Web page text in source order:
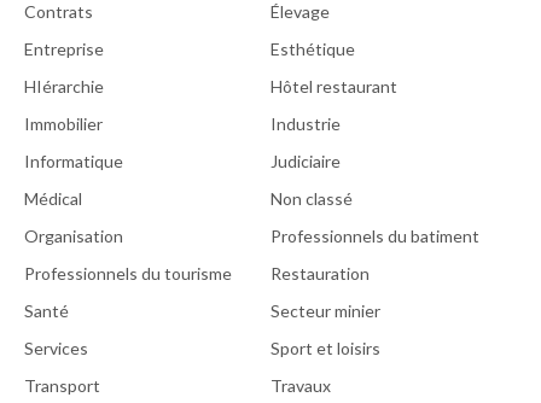
Contrats
Élevage
Entreprise
Esthétique
HIérarchie
Hôtel restaurant
Immobilier
Industrie
Informatique
Judiciaire
Médical
Non classé
Organisation
Professionnels du batiment
Professionnels du tourisme
Restauration
Santé
Secteur minier
Services
Sport et loisirs
Transport
Travaux